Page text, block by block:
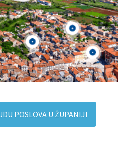
POSLOVA U ŽUPANIJI